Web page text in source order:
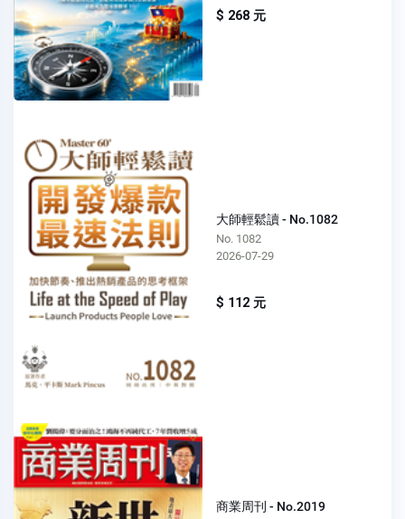
$ 268 元
大師輕鬆讀 - No.1082
No. 1082
2026-07-29
$ 112 元
商業周刊 - No.2019